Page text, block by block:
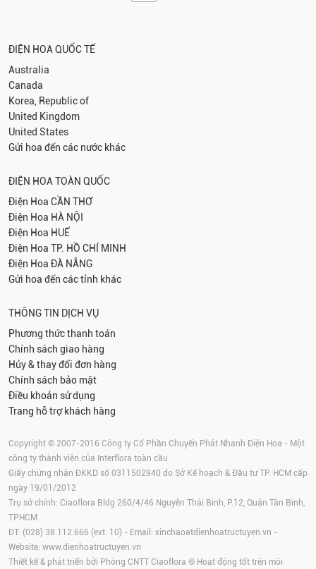
ĐIỆN HOA QUỐC TẾ
Australia
Canada
Korea, Republic of
United Kingdom
United States
Gửi hoa đến các nước khác
ĐIỆN HOA TOÀN QUỐC
Điện Hoa CẦN THƠ
Điện Hoa HÀ NỘI
Điện Hoa HUẾ
Điện Hoa TP. HỒ CHÍ MINH
Điện Hoa ĐÀ NẴNG
Gửi hoa đến các tỉnh khác
THÔNG TIN DỊCH VỤ
Phương thức thanh toán
Chính sách giao hàng
Hủy & thay đổi đơn hàng
Chính sách bảo mật
Điều khoản sử dụng
Trang hỗ trợ khách hàng
Copyright © 2007-2016 Công ty Cổ Phần Chuyển Phát Nhanh Điện Hoa - Một
công ty thành viên của Interflora toàn cầu
Giấy chứng nhận ĐKKD số 0311502940 do Sở Kế hoạch & Đầu tư TP. HCM cấp
ngày 19/01/2012
Trụ sở chính: Ciaoflora Bldg 260/4/46 Nguyễn Thái Bình, P.12, Quận Tân Bình,
TPHCM
ĐT: (028) 38.112.666 (ext. 10) - Email: xinchaoatdienhoatructuyen.vn -
Website: www.dienhoatructuyen.vn
Thiết kế & phát triển bởi Phòng CNTT Ciaoflora ® Hoạt động tốt trên môi